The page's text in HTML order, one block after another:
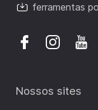
ferramentas
Nossos sites